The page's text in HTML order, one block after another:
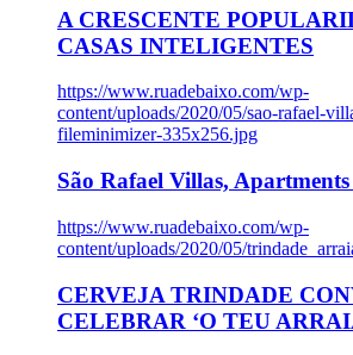
A CRESCENTE
CASAS INTELIGENTES
https://www.ruadebaixo.com/wp-
content/uploads/2020/05/sao-rafael-
fileminimizer-335x256.jpg
São Rafael Villas,
https://www.ruadebaixo.com/wp-
content/uploads/2020/05/
CERVEJA TRINDADE
CELEBRAR ‘O TEU